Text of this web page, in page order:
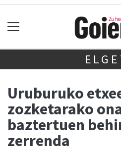
Uruburuko
zozketarako
baztertuen
zerrenda